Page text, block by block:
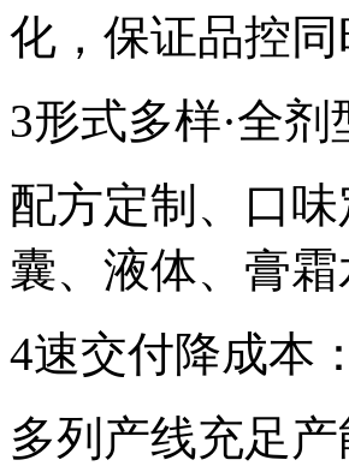
化，保证品控
3形式多样·全
配方定制、口
囊、液体、膏
4速交付降成本：
多列产线充足